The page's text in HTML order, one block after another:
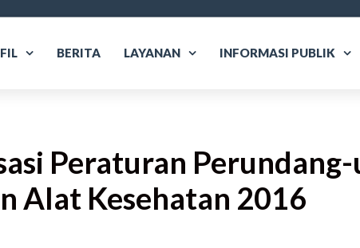
BERITA LAYANAN INFORMASI PUBLIK
Peraturan
Alat Kesehatan 2016